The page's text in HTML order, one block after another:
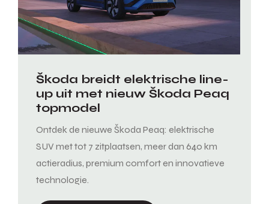
Škoda breidt elektrische line-
up uit met nieuw Škoda Peaq
topmodel
Ontdek de nieuwe Škoda Peaq: elektrische
SUV met tot 7 zitplaatsen, meer dan 640 km
actieradius, premium comfort en innovatieve
technologie.